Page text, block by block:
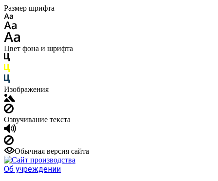
Размер шрифта
Цвет фона и шрифта
Изображения
Озвучивание текста
Обычная версия сайта
Об учреждении